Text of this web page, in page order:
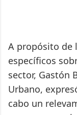
A propósito de
específicos
sector, Gastón
Urbano,
cabo un